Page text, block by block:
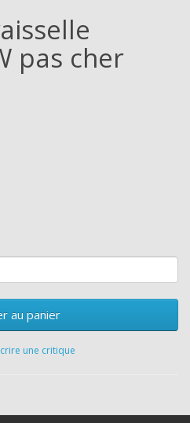
pas cher
au panier
une critique